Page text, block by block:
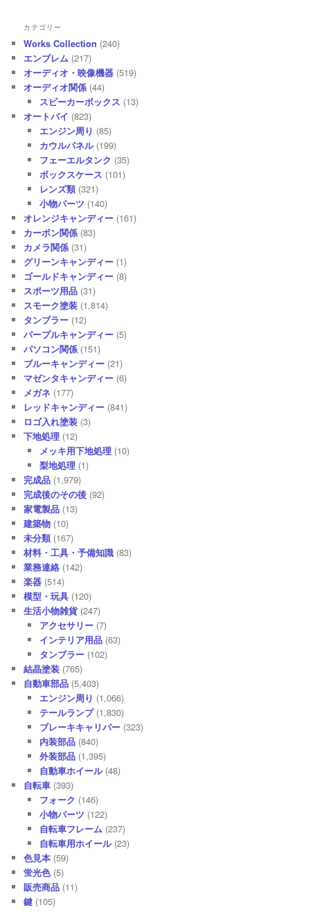
カテゴリー
Works Collection (240)
エンブレム (217)
オーディオ・映像機器 (519)
オーディオ関係 (44)
スピーカーボックス (13)
オートバイ (823)
エンジン周り (85)
カウルパネル(199)
フェーエルタンク (35)
ボックスケース (101)
レンズ類(321)
小物パーツ (140)
オレンジキャンディー (161)
カーボン関係 (83)
カメラ関係 (31)
グリーンキャンディー (1)
ゴールドキャンディー (8)
スポーツ用品 (31)
スモーク塗装 (1,814)
タンブラー (12)
パープルキャンディー (5)
パソコン関係 (151)
ブルーキャンディー (21)
マゼンタキャンディー (6)
メガネ (177)
レッドキャンディー (841)
ロゴ入れ塗装 (3)
下地処理 (12)
メッキ用下地処理(10)
梨地処理(1)
完成品 (1,979)
完成後のその後 (92)
家電製品 (13)
建築物 (10)
未分類 (167)
材料・工具・予備知識 (83)
業務連絡 (142)
楽器 (514)
模型・玩具 (120)
生活小物雑貨 (247)
アクセサリー(7)
インテリア用品(63)
タンブラー(102)
結晶塗装 (765)
自動車部品 (5,403)
エンジン周り (1,066)
テールランプ(1,830)
ブレーキキャリパー(323)
内装部品(840)
外装部品(1,395)
自動車ホイール(48)
自転車 (393)
フォーク (146)
小物パーツ (122)
自転車フレーム (237)
自転車用ホイール(23)
色見本 (59)
蛍光色(5)
販売商品 (11)
鍵 (105)